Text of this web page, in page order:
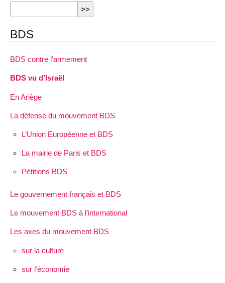
BDS
BDS contre l’armement
BDS vu d’Israël
En Ariège
La défense du mouvement BDS
L’Union Européenne et BDS
La mairie de Paris et BDS
Pétitions BDS
Le gouvernement français et BDS
Le mouvement BDS à l’international
Les axes du mouvement BDS
sur la culture
sur l’économie